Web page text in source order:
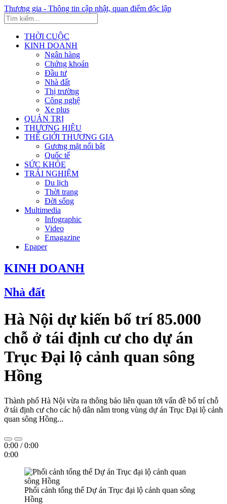
Thương gia - Thông tin cập nhật, quan điểm độc lập
THỜI CUỘC
KINH DOANH
Ngân hàng
Chứng khoán
Đầu tư
Nhà đất
Thị trường
Công nghệ
Xe plus
QUẢN TRỊ
THƯƠNG HIỆU
THẾ GIỚI THƯƠNG GIA
Gương mặt nổi bật
Quốc tế
SỨC KHỎE
TRẢI NGHIỆM
Du lịch
Thời trang
Đời sống
Multimedia
Infographic
Video
Emagazine
Epaper
KINH DOANH
Nhà đất
Hà Nội dự kiến bố trí 85.000
chỗ ở tái định cư cho dự án
Trục Đại lộ cảnh quan sông
Hồng
Thành phố Hà Nội vừa ra thông báo liên quan tới vấn đề bố trí chỗ
ở tái định cư cho các hộ dân nằm trong vùng dự án Trục Đại lộ cảnh
quan sông Hồng...
0:00 /0:00
0:00
Phối cảnh tổng thể Dự án Trục đại lộ cảnh quan sông
Hồng